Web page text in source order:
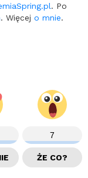
. Po
. Więcej o mnie.
7
ŻE CO?